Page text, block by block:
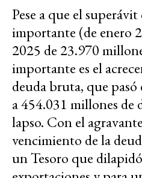
Pese a que el
importante (de enero
2025 de 23.970
importante es el
deuda bruta, que
a 454.031 millones de
lapso. Con el
vencimiento de la
un Tesoro que